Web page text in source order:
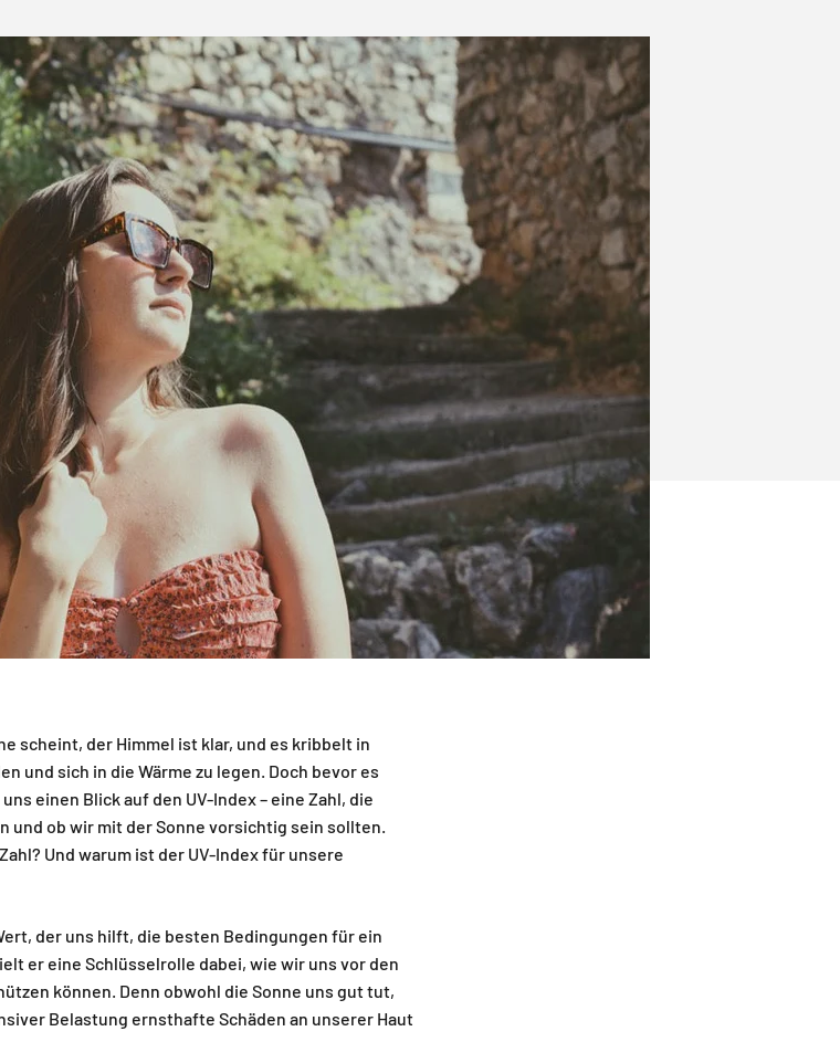
scheint, der Himmel ist klar, und es kribbelt in
und sich in die Wärme zu legen. Doch bevor es
einen Blick auf den UV-Index – eine Zahl, die
und ob wir mit der Sonne vorsichtig sein sollten.
Und warum ist der UV-Index für unsere
der uns hilft, die besten Bedingungen für ein
er eine Schlüsselrolle dabei, wie wir uns vor den
können. Denn obwohl die Sonne uns gut tut,
Belastung ernsthafte Schäden an unserer Haut